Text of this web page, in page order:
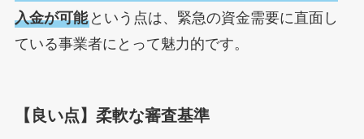
入金が可能という点は、緊急の資金需要に直面し
ている事業者にとって魅力的です。
【良い点】柔軟な審査基準